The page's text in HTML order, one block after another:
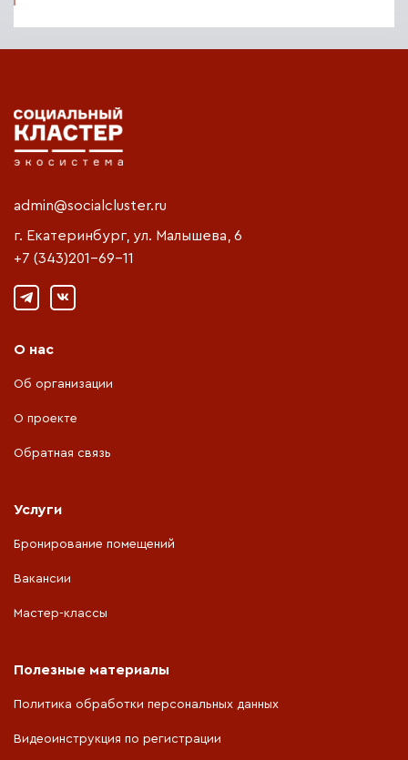
admin@socialcluster.ru
г. Екатеринбург, ул. Малышева, 6
+7 (343)201-69-11
О нас
Об организации
О проекте
Обратная связь
Услуги
Бронирование помещений
Вакансии
Мастер-классы
Полезные материалы
Политика обработки персональных данных
Видеоинструкция по регистрации